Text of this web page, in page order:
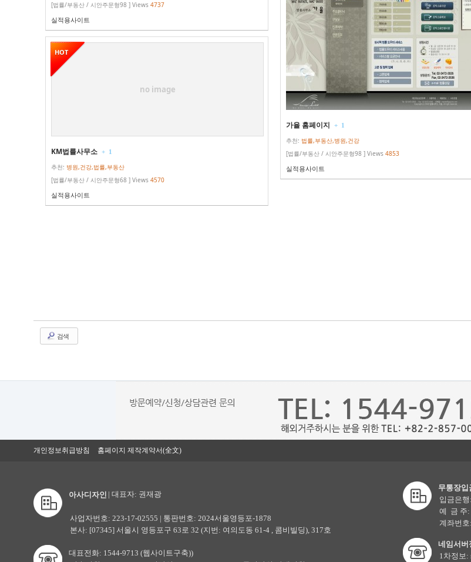
[법률/부동산 / 시안주문형98 ] Views 4737
실적용사이트
가율 홈페이지 + 1
추천: 법률,부동산,병원,건강
[법률/부동산 / 시안주문형98 ] Views 4853
실적용사이트
no image
HOT
KM법률사무소 + 1
추천: 병원,건강,법률,부동산
[법률/부동산 / 시안주문형68 ] Views 4570
실적용사이트
검색
개인정보취급방침 홈페이지 제작계약서(全文)
아사디자인| 대표자: 권재광
사업자번호: 223-17-02555 | 통판번호: 2024서울영등포-1878
본사: [07345] 서울시 영등포구 63로 32 (지번: 여의도동 61-4 , 콤비빌딩), 317호
대표전화: 1544-9713 (웹사이트구축))
무통장입
입금은
예 금 주:
계좌번
네임서
1차정보: